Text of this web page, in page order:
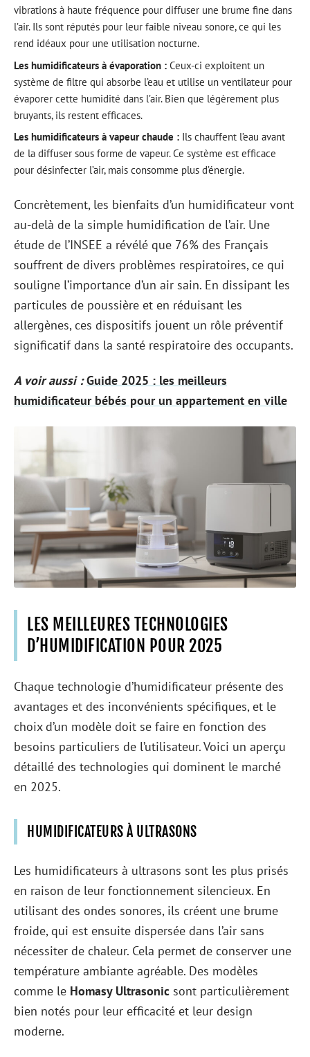
vibrations à haute fréquence pour diffuser une brume fine dans
l’air. Ils sont réputés pour leur faible niveau sonore, ce qui les
rend idéaux pour une utilisation nocturne.
Les humidificateurs à évaporation : Ceux-ci exploitent un
système de filtre qui absorbe l’eau et utilise un ventilateur pour
évaporer cette humidité dans l’air. Bien que légèrement plus
bruyants, ils restent efficaces.
Les humidificateurs à vapeur chaude : Ils chauffent l’eau avant
de la diffuser sous forme de vapeur. Ce système est efficace
pour désinfecter l’air, mais consomme plus d’énergie.
Concrètement, les bienfaits d’un humidificateur vont
au-delà de la simple humidification de l’air. Une
étude de l’INSEE a révélé que 76% des Français
souffrent de divers problèmes respiratoires, ce qui
souligne l’importance d’un air sain. En dissipant les
particules de poussière et en réduisant les
allergènes, ces dispositifs jouent un rôle préventif
significatif dans la santé respiratoire des occupants.
A voir aussi : Guide 2025 : les meilleurs
humidificateur bébés pour un appartement en ville
LES MEILLEURES TECHNOLOGIES
D’HUMIDIFICATION POUR 2025
Chaque technologie d’humidificateur présente des
avantages et des inconvénients spécifiques, et le
choix d’un modèle doit se faire en fonction des
besoins particuliers de l’utilisateur. Voici un aperçu
détaillé des technologies qui dominent le marché
en 2025.
HUMIDIFICATEURS À ULTRASONS
Les humidificateurs à ultrasons sont les plus prisés
en raison de leur fonctionnement silencieux. En
utilisant des ondes sonores, ils créent une brume
froide, qui est ensuite dispersée dans l’air sans
nécessiter de chaleur. Cela permet de conserver une
température ambiante agréable. Des modèles
comme le Homasy Ultrasonic sont particulièrement
bien notés pour leur efficacité et leur design
moderne.